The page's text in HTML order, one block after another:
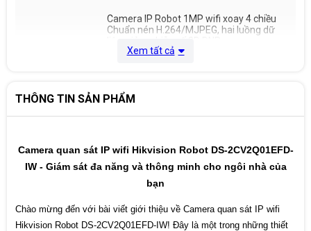
Camera IP Robot 1MP wifi xoay 4 chiều
Chuẩn nén H.264/MJPEG, hai luồng dữ
tính năng Pan Tilt (Pan: 0° ~ 355°; Tilt:
chiều. Tích hợp Wi-Fi
Tầm nhìn tối
đa
tầm xa hồng ngoại 5m với công nghệ
hồng ngoại thông minh
Xem tất cả
THÔNG TIN SẢN PHẨM
Camera quan sát IP wifi Hikvision Robot DS-2CV2Q01EFD-
IW - Giám sát đa năng và thông minh cho ngôi nhà của
bạn
Chào mừng đến với bài viết giới thiệu về Camera quan sát IP wifi
Hikvision Robot DS-2CV2Q01EFD-IW! Đây là một trong những thiết